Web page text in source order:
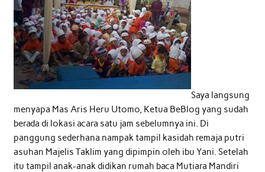
Saya langsung
menyapa Mas Aris Heru Utomo, Ketua BeBlog yang sudah
berada di lokasi acara satu jam sebelumnya ini. Di
panggung sederhana nampak tampil kasidah remaja putri
asuhan Majelis Taklim yang dipimpin oleh ibu Yani. Setelah
itu tampil anak-anak didikan rumah baca Mutiara Mandiri